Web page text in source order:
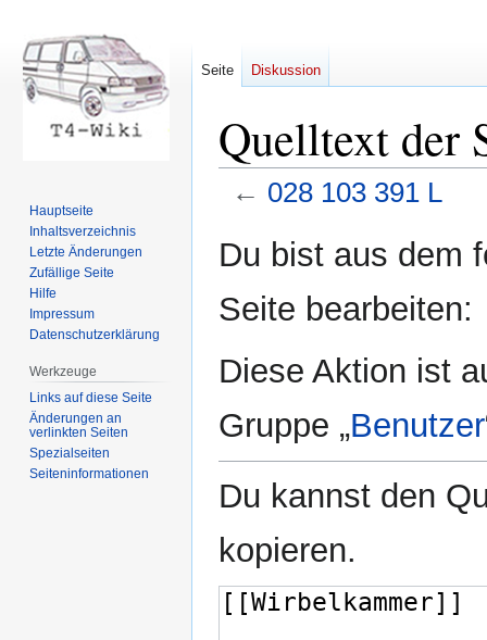
Quelltext der
← 028 103 391 L
Navigation
Suche
Du bist aus dem
Seite bearbeiten:
Diese Aktion ist
Gruppe „Benutzer
Du kannst den
kopieren.
Seite Diskussion
Hauptseite
Inhaltsverzeichnis
Letzte Änderungen
Zufällige Seite
Hilfe
Impressum
Datenschutzerklärung
Werkzeuge
Links auf diese Seite
Änderungen an
verlinkten Seiten
Spezialseiten
Seiten­informationen